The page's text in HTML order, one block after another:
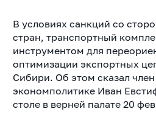
В условиях санкций со
стран, транспортный
инструментом для
оптимизации экспортных
Сибири. Об этом сказал
экономполитике Иван
столе в верней палате 20